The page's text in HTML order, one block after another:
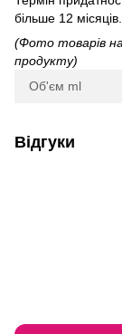
більше 12 місяців.
(Фото товарів на
продукту)
Об'єм ml
Відгуки